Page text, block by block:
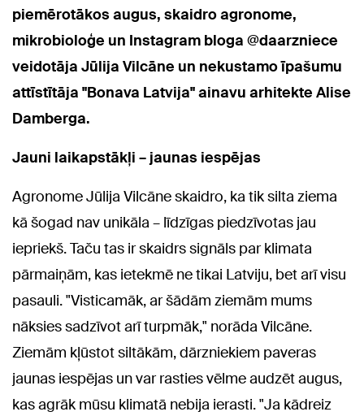
piemērotākos augus, skaidro agronome,
mikrobioloģe un Instagram bloga @daarzniece
veidotāja Jūlija Vilcāne un nekustamo īpašumu
attīstītāja "Bonava Latvija" ainavu arhitekte Alise
Damberga.
Jauni laikapstākļi – jaunas iespējas
Agronome Jūlija Vilcāne skaidro, ka tik silta ziema
kā šogad nav unikāla – līdzīgas piedzīvotas jau
iepriekš. Taču tas ir skaidrs signāls par klimata
pārmaiņām, kas ietekmē ne tikai Latviju, bet arī visu
pasauli. "Visticamāk, ar šādām ziemām mums
nāksies sadzīvot arī turpmāk," norāda Vilcāne.
Ziemām kļūstot siltākām, dārzniekiem paveras
jaunas iespējas un var rasties vēlme audzēt augus,
kas agrāk mūsu klimatā nebija ierasti. "Ja kādreiz